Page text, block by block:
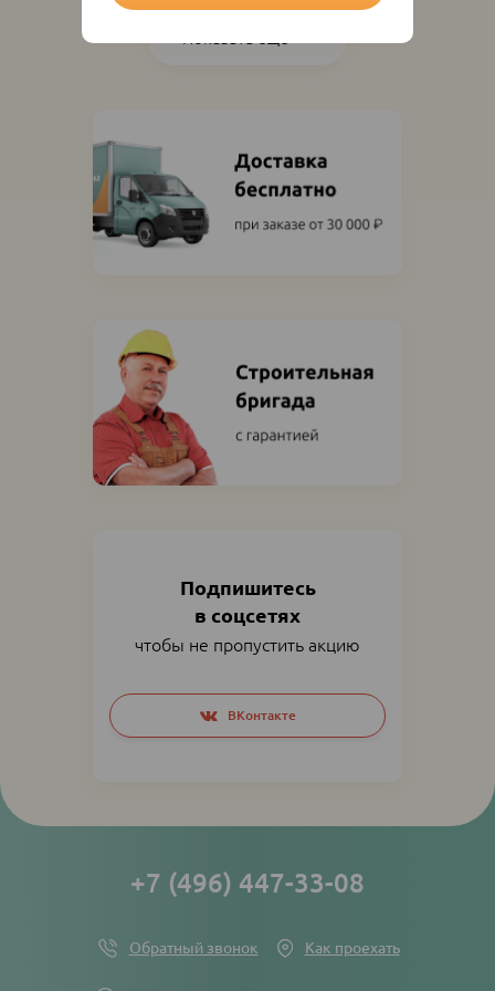
Подпишитесь
в соцсетях
чтобы не пропустить акцию
Social
networks
links
ВКонтакте
+7 (496) 447-33-08
Обратный звонок Как проехать